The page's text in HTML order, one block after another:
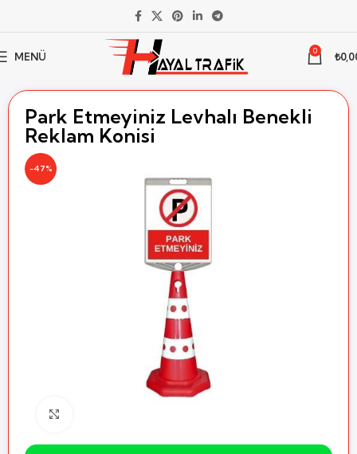
MENÜ 0 ₺
Trafik Levhası Levhalı Setler Levhalı Koni Setleri
Park Etmeyiniz Levhalı Benekli
Reklam Konisi
-47%